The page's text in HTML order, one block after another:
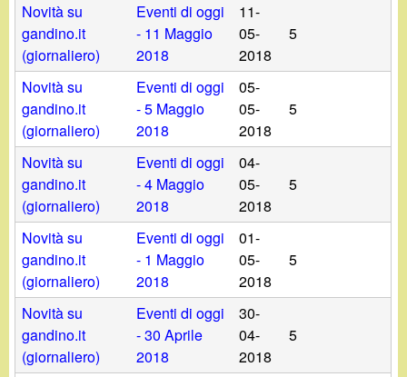
Novità su
gandino.it
(giornaliero)
Eventi di oggi
- 11 Maggio
2018
11-
05-
2018
5
Novità su
gandino.it
(giornaliero)
Eventi di oggi
- 5 Maggio
2018
05-
05-
2018
5
Novità su
gandino.it
(giornaliero)
Eventi di oggi
- 4 Maggio
2018
04-
05-
2018
5
Novità su
gandino.it
(giornaliero)
Eventi di oggi
- 1 Maggio
2018
01-
05-
2018
5
Novità su
gandino.it
(giornaliero)
Eventi di oggi
- 30 Aprile
2018
30-
04-
2018
5